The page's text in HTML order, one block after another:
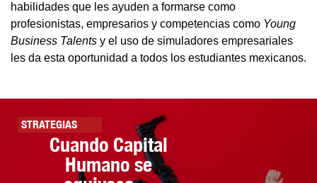
habilidades que les ayuden a formarse como
profesionistas, empresarios y competencias como Young
Business Talents y el uso de simuladores empresariales
les da esta oportunidad a todos los estudiantes mexicanos.
STRATEGIAS
Cuando Capital
Humano se